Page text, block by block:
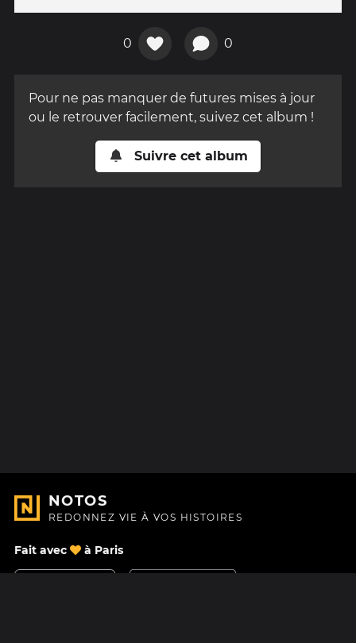
0 0
Pour ne pas manquer de futures mises à jour
ou le retrouver facilement, suivez cet album !
Suivre cet album
NOTOS
REDONNEZ VIE À VOS HISTOIRES
Fait avec à Paris